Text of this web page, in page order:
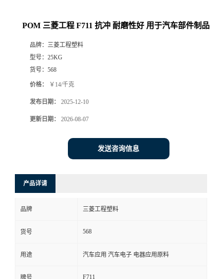
POM 三菱工程 F711 抗冲 耐磨性好 用于汽车部件制品
品牌： 三菱工程塑料
型号： 25KG
货号： 568
价格： ￥14/千克
发布日期： 2025-12-10
更新日期： 2026-08-07
发送咨询信息
产品详请
品牌 三菱工程塑料
货号 568
用途 汽车应用 汽车电子 电器应用原料
牌号 F711